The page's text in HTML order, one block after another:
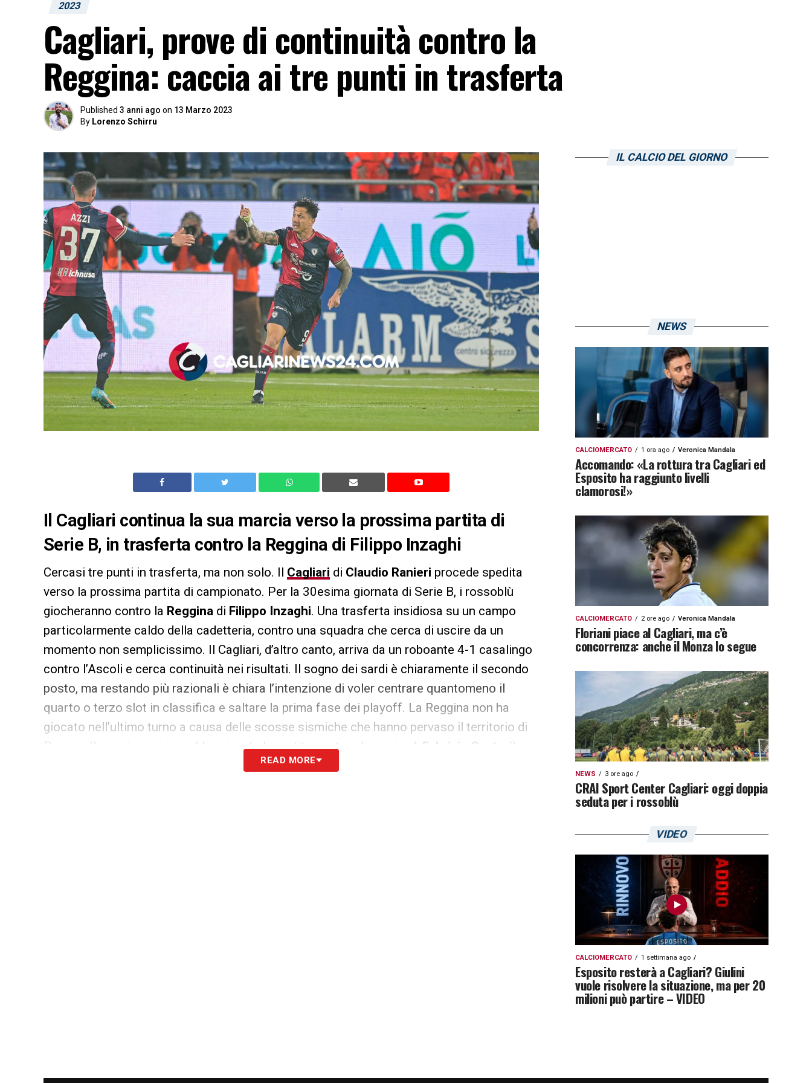
2023
Cagliari, prove di continuità contro la
Reggina: caccia ai tre punti in trasferta
Published 3 anni ago on 13 Marzo 2023
By Lorenzo Schirru
Il Cagliari continua la sua marcia verso la prossima partita di
Serie B, in trasferta contro la Reggina di Filippo Inzaghi
Cercasi tre punti in trasferta, ma non solo. Il Cagliari di Claudio Ranieri procede spedita
verso la prossima partita di campionato. Per la 30esima giornata di Serie B, i rossoblù
giocheranno contro la Reggina di Filippo Inzaghi. Una trasferta insidiosa su un campo
particolarmente caldo della cadetteria, contro una squadra che cerca di uscire da un
momento non semplicissimo. Il Cagliari, d’altro canto, arriva da un roboante 4-1 casalingo
contro l’Ascoli e cerca continuità nei risultati. Il sogno dei sardi è chiaramente il secondo
posto, ma restando più razionali è chiara l’intenzione di voler centrare quantomeno il
quarto o terzo slot in classifica e saltare la prima fase dei playoff. La Reggina non ha
giocato nell’ultimo turno a causa delle scosse sismiche che hanno pervaso il territorio di
Perugia (luogo in cui si sarebbe giocata la partita contro gli uomini di
Una settimana di riposo in più sulle gambe non guasta, ma i giocatori di Ranieri vogliono la
READ MORE
IL CALCIO DEL GIORNO
NEWS
CALCIOMERCATO 1 ora ago Veronica Mandala
Accomando: «La rottura tra Cagliari ed
Esposito ha raggiunto livelli
clamorosi!»
CALCIOMERCATO 2 ore ago Veronica Mandala
Floriani piace al Cagliari, ma c’è
concorrenza: anche il Monza lo segue
NEWS 3 ore ago
CRAI Sport Center Cagliari: oggi doppia
seduta per i rossoblù
VIDEO
CALCIOMERCATO 1 settimana ago
Esposito resterà a Cagliari? Giulini
vuole risolvere la situazione, ma per 20
milioni può partire – VIDEO